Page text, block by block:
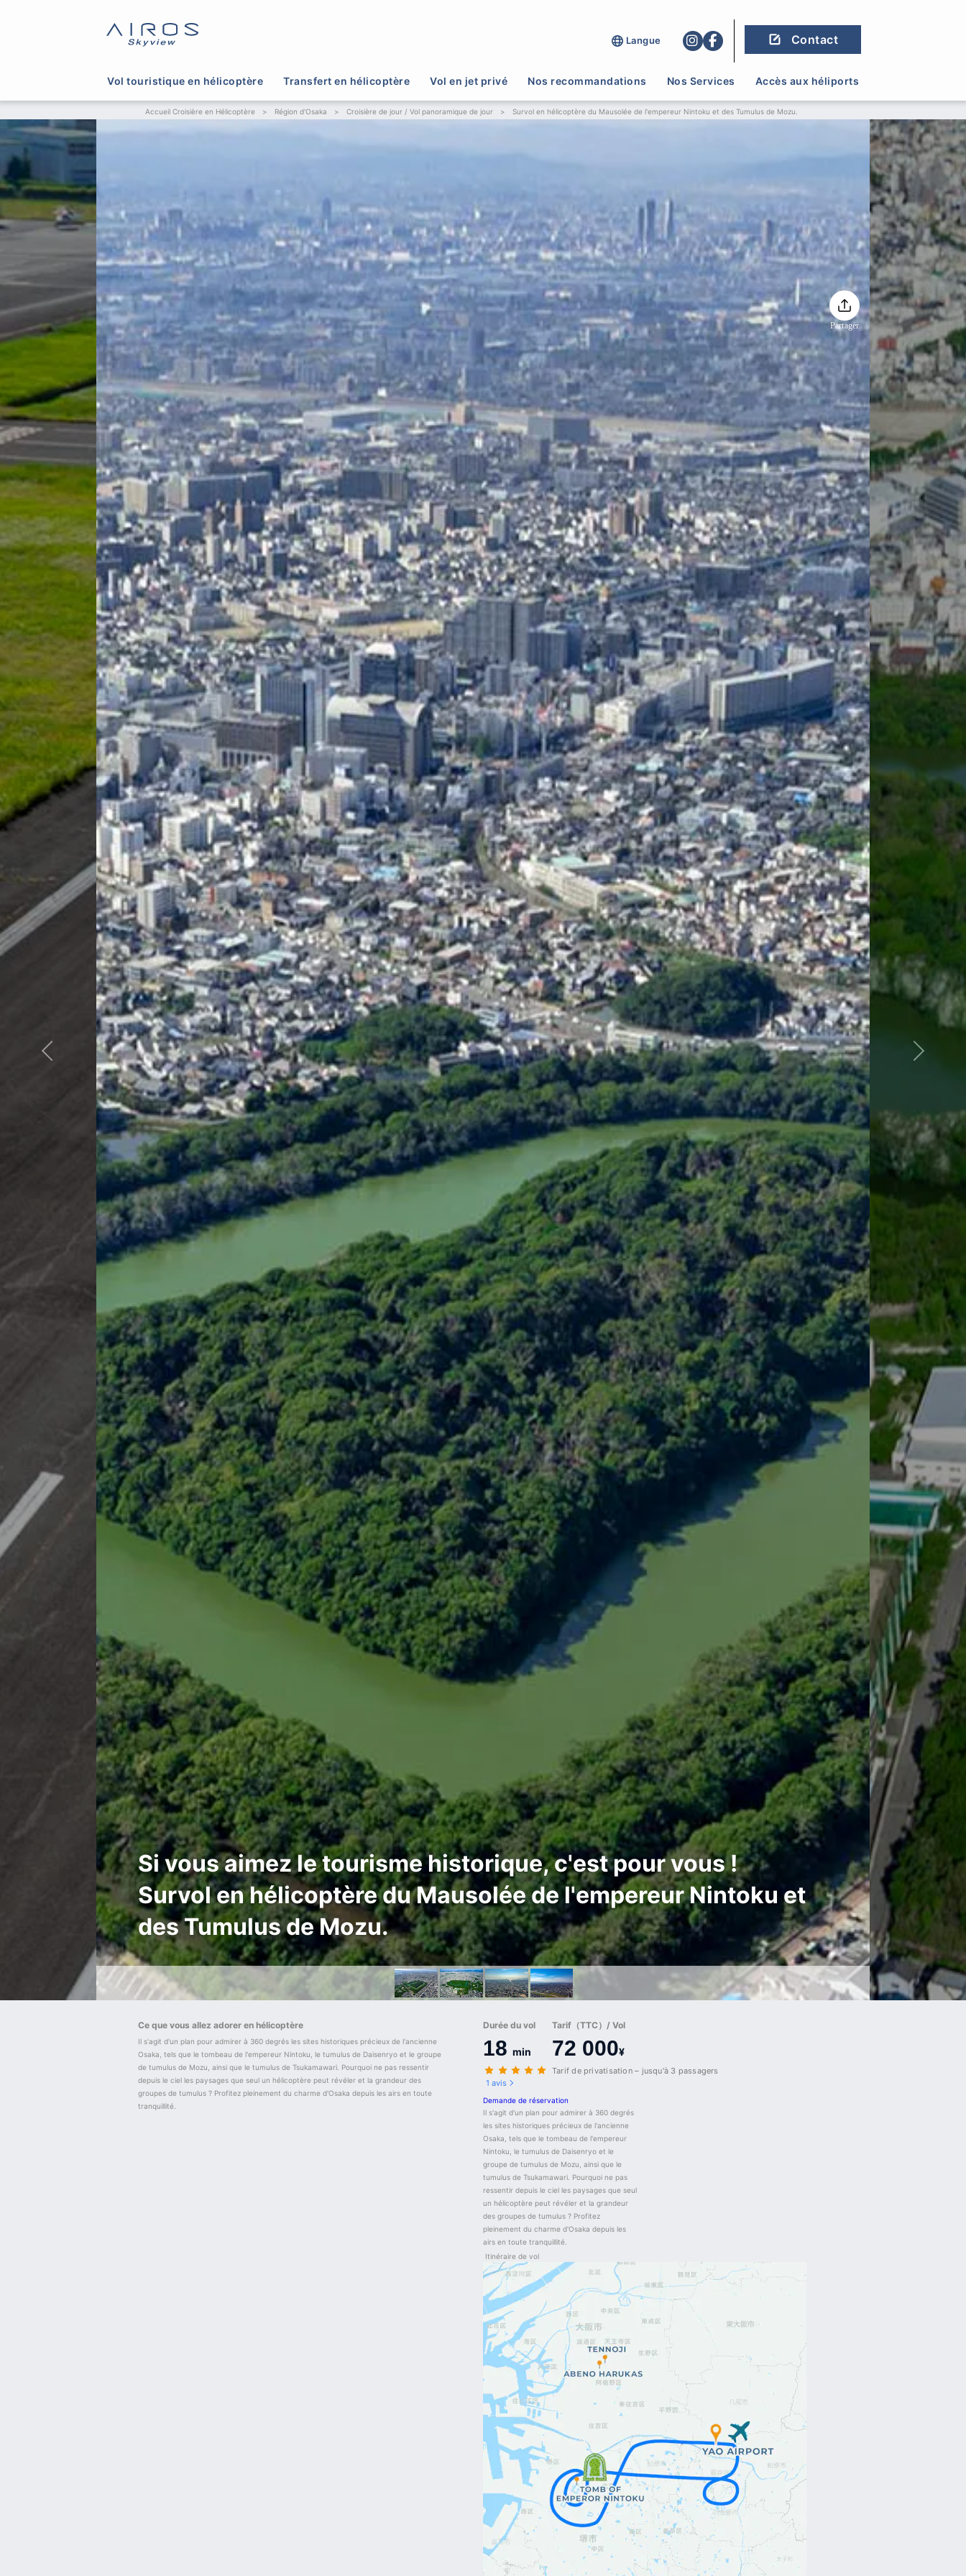
Langue Contact
Vol touristique en hélicoptère Transfert en hélicoptère Vol en jet privé Nos recommandations Nos Services Accès aux héliports
Accueil Croisière en Hélicoptère > Région d'Osaka > Croisière de jour / Vol panoramique de jour > Survol en hélicoptère du Mausolée de l'empereur Nintoku et des Tumulus de Mozu.
Partager
Si vous aimez le tourisme historique, c'est pour vous !
Survol en hélicoptère du Mausolée de l'empereur Nintoku et
des Tumulus de Mozu.
Durée du vol
18 min
1 avis
Tarif（TTC）/ Vol
72 000¥
Tarif de privatisation – jusqu'à 3 passagers
Demande de réservation
Il s'agit d'un plan pour admirer à 360 degrés
les sites historiques précieux de l'ancienne
Osaka, tels que le tombeau de l'empereur
Nintoku, le tumulus de Daisenryo et le
groupe de tumulus de Mozu, ainsi que le
tumulus de Tsukamawari. Pourquoi ne pas
ressentir depuis le ciel les paysages que seul
un hélicoptère peut révéler et la grandeur
des groupes de tumulus ? Profitez
pleinement du charme d'Osaka depuis les
airs en toute tranquillité.
Itinéraire de vol
Ce que vous allez adorer en hélicoptère
Il s'agit d'un plan pour admirer à 360 degrés les sites historiques précieux de l'ancienne
Osaka, tels que le tombeau de l'empereur Nintoku, le tumulus de Daisenryo et le groupe
de tumulus de Mozu, ainsi que le tumulus de Tsukamawari. Pourquoi ne pas ressentir
depuis le ciel les paysages que seul un hélicoptère peut révéler et la grandeur des
groupes de tumulus ? Profitez pleinement du charme d'Osaka depuis les airs en toute
tranquillité.